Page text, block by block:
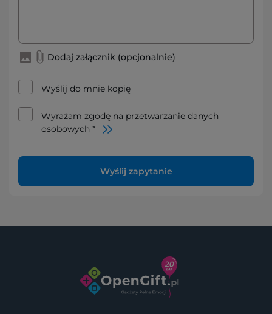
Dodaj załącznik (opcjonalnie)
Wyślij do mnie kopię
Wyrażam zgodę na przetwarzanie danych
osobowych *
Wyślij zapytanie